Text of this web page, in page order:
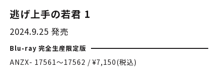
逃げ上手の若君 1
2024.9.25 発売
Blu-ray 完全生産限定版
ANZX- 17561〜17562 / ¥7,150(税込)